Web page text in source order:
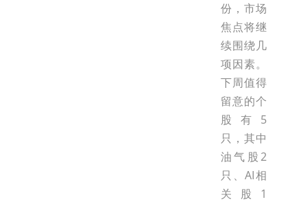
份，市场
焦点将继
续围绕几
项因素。
下周值得
留意的个
股有5
只，其中
油气股2
只、AI相
关股1